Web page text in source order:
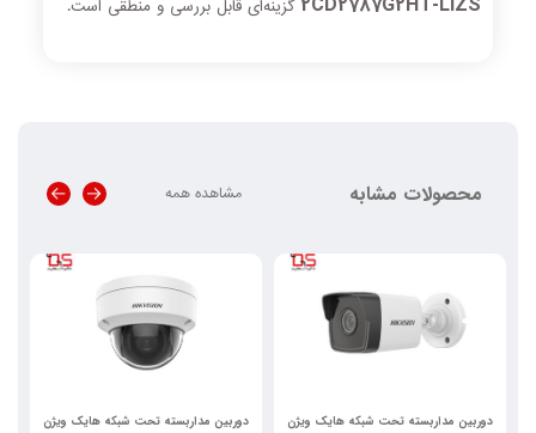
گزینه‌ای قابل بررسی و منطقی است.
محصولات مشابه مشاهده همه
دوربین مداربسته تحت شبکه هایک ویژن
دوربین مداربسته تحت شبکه هایک ویژن